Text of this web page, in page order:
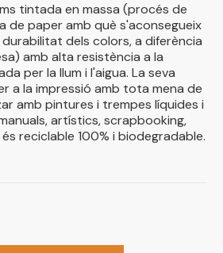
tintada en massa (procés de
de paper amb què s'aconsegueix
dels colors, a diferència
amb alta resistència a la
per la llum i l'aigua. La seva
a la impressió amb tota mena de
amb pintures i trempes líquides i
artístics, scrapbooking,
reciclable 100% i biodegradable.